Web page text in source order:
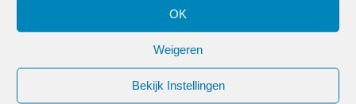
OK
Weigeren
Bekijk Instellingen
22 december 2022